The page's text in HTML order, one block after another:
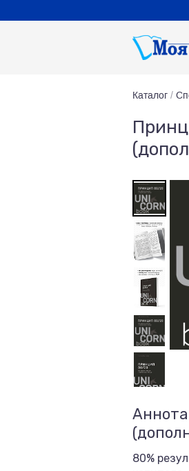
Каталог /
80%